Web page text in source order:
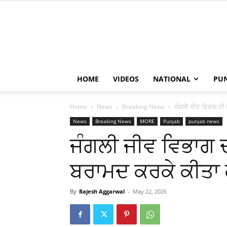
HOME VIDEOS NATIONAL
Home News Breaking News ਜੰਗਲੀ ਜੀਵ ਵਿਭਾਗ
News Breaking News MORE Punjab punjab news
ਜੰਗਲੀ ਜੀਵ ਵਿਭਾਗ
ਬਰਾਮਦ ਕਰਕੇ
By Rajesh Aggarwal - May 22, 2026